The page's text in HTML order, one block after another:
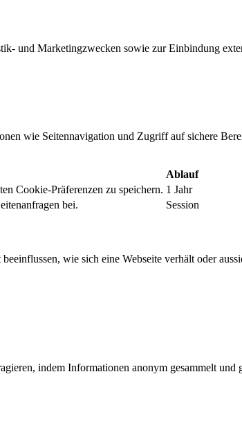
und Marketingzwecken sowie zur Einbindung
wie Seitennavigation und Zugriff auf sichere
Ablauf
Cookie-Präferenzen zu speichern. 1 Jahr
bei. Session
wie sich eine Webseite verhält oder
indem Informationen anonym gesammelt